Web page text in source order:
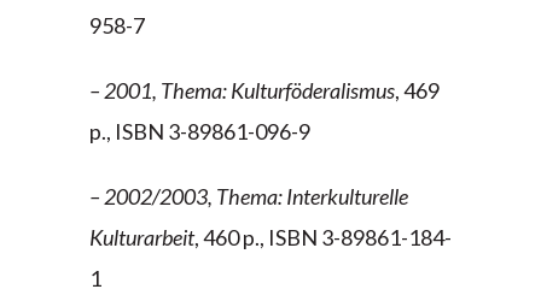
958-7
– 2001, Thema: Kulturföderalismus, 469
p., ISBN 3-89861-096-9
– 2002/2003, Thema: Interkulturelle
Kulturarbeit, 460 p., ISBN 3-89861-184-
1